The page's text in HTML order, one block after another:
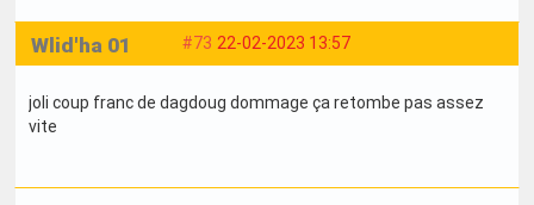
#73 22-02-2023 13:57
Wlid'ha 01
joli coup franc de dagdoug dommage ça retombe pas assez
vite